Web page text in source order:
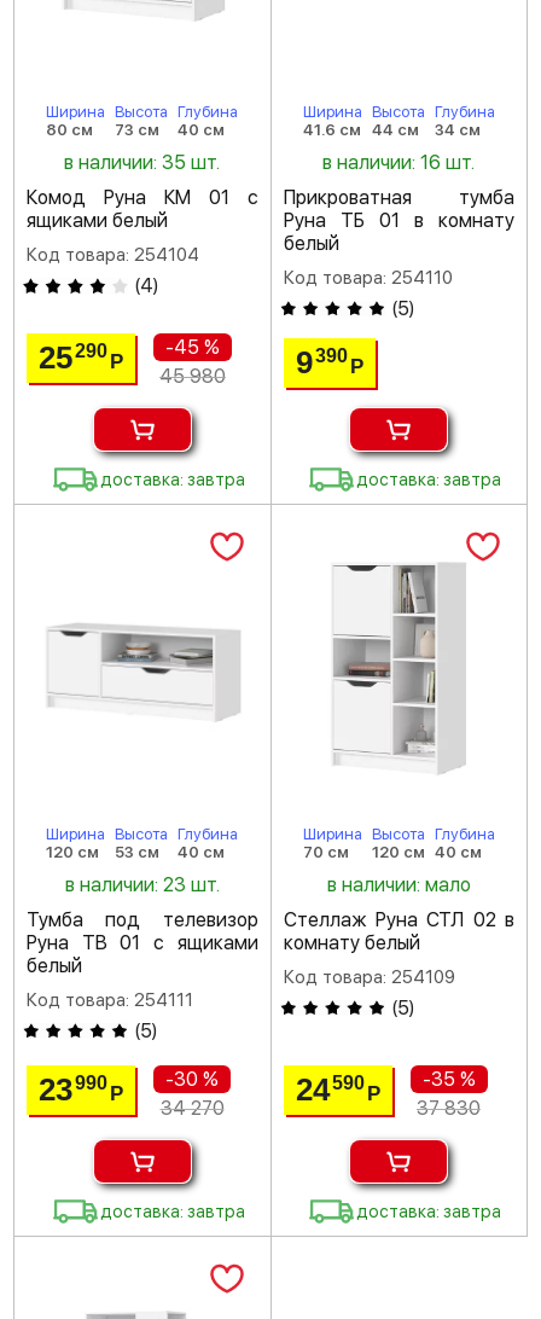
Ширина
80 см
Высота
73 см
Глубина
40 см
в наличии: 35 шт.
Комод Руна КМ 01 с
ящиками белый
Код товара: 254104
(4)
25290 Р
-45 %
45 980
доставка: завтра
Ширина
41.6 см
Высота
44 см
Глубина
34 см
в наличии: 16 шт.
Прикроватная тумба
Руна ТБ 01 в комнату
белый
Код товара: 254110
(5)
9390 Р
доставка: завтра
Ширина
120 см
Высота
53 см
Глубина
40 см
в наличии: 23 шт.
Тумба под телевизор
Руна ТВ 01 с ящиками
белый
Код товара: 254111
(5)
23990 Р
-30 %
34 270
доставка: завтра
Ширина
70 см
Высота
120 см
Глубина
40 см
в наличии: мало
Стеллаж Руна СТЛ 02 в
комнату белый
Код товара: 254109
(5)
24590 Р
-35 %
37 830
доставка: завтра